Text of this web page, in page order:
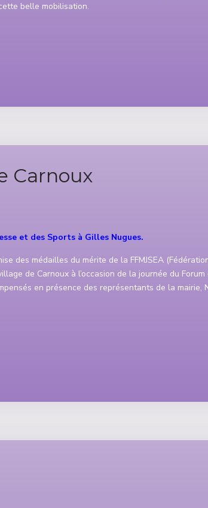
belle mobilisation.
Carnoux
et des Sports à Gilles Nugues.
des médailles du mérite de la FFMJSEA
de Carnoux à l’occasion de la journée du
en présence des représentants de la mairie,